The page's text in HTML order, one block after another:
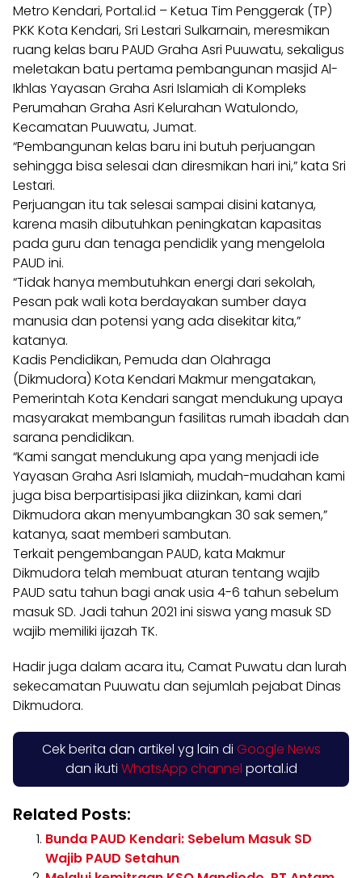
Metro Kendari, Portal.id – Ketua Tim Penggerak (TP)
PKK Kota Kendari, Sri Lestari Sulkarnain, meresmikan
ruang kelas baru PAUD Graha Asri Puuwatu, sekaligus
meletakan batu pertama pembangunan masjid Al-
Ikhlas Yayasan Graha Asri Islamiah di Kompleks
Perumahan Graha Asri Kelurahan Watulondo,
Kecamatan Puuwatu, Jumat.
“Pembangunan kelas baru ini butuh perjuangan
sehingga bisa selesai dan diresmikan hari ini,” kata Sri
Lestari.
Perjuangan itu tak selesai sampai disini katanya,
karena masih dibutuhkan peningkatan kapasitas
pada guru dan tenaga pendidik yang mengelola
PAUD ini.
“Tidak hanya membutuhkan energi dari sekolah,
Pesan pak wali kota berdayakan sumber daya
manusia dan potensi yang ada disekitar kita,”
katanya.
Kadis Pendidikan, Pemuda dan Olahraga
(Dikmudora) Kota Kendari Makmur mengatakan,
Pemerintah Kota Kendari sangat mendukung upaya
masyarakat membangun fasilitas rumah ibadah dan
sarana pendidikan.
“Kami sangat mendukung apa yang menjadi ide
Yayasan Graha Asri Islamiah, mudah-mudahan kami
juga bisa berpartisipasi jika diizinkan, kami dari
Dikmudora akan menyumbangkan 30 sak semen,”
katanya, saat memberi sambutan.
Terkait pengembangan PAUD, kata Makmur
Dikmudora telah membuat aturan tentang wajib
PAUD satu tahun bagi anak usia 4-6 tahun sebelum
masuk SD. Jadi tahun 2021 ini siswa yang masuk SD
wajib memiliki ijazah TK.
Hadir juga dalam acara itu, Camat Puwatu dan lurah
sekecamatan Puuwatu dan sejumlah pejabat Dinas
Dikmudora.
Cek berita dan artikel yg lain di Google News
dan ikuti WhatsApp channel portal.id
Related Posts:
Bunda PAUD Kendari: Sebelum Masuk SD
Wajib PAUD Setahun